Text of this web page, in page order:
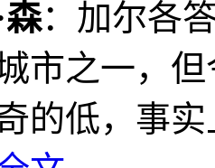
森：加尔各
市之一，
的低，事